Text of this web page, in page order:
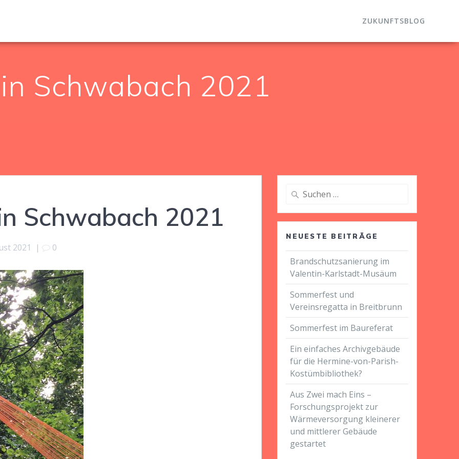
ZUKUNFTSBLOG
Schwabach 2021
Schwabach 2021
2021 | 0
Suche
nach:
NEUESTE BEITRÄGE
Brandschutzsanierung im
Valentin-Karlstadt-Musäum
Sommerfest und
Vereinsregatta in Breitbrunn
Sommerfest im Baureferat
Ein einfaches Archivgebäude
für die Hermine-von-Parish-
Kostümbibliothek?
Aus Zwei mach Eins –
Forschungsprojekt zur
Wärmeversorgung kleinerer
und mittlerer Gebäude
gestartet